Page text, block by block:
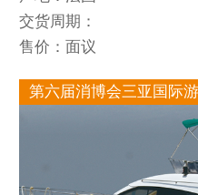
交货周期：
售价：面议
第六届消博会三亚国际